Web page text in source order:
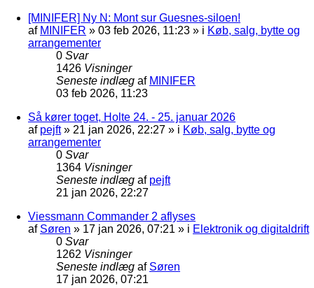
[MINIFER] Ny N: Mont sur Guesnes-siloen!
af MINIFER » 03 feb 2026, 11:23 » i Køb, salg, bytte og
arrangementer
0 Svar
1426 Visninger
Seneste indlæg af MINIFER
03 feb 2026, 11:23
Så kører toget, Holte 24. - 25. januar 2026
af pejft» 21 jan 2026, 22:27 » i Køb, salg, bytte og
arrangementer
0 Svar
1364 Visninger
Seneste indlæg af pejft
21 jan 2026, 22:27
Viessmann Commander 2 aflyses
af Søren » 17 jan 2026, 07:21 » i Elektronik og digitaldrift
0 Svar
1262 Visninger
Seneste indlæg af Søren
17 jan 2026, 07:21